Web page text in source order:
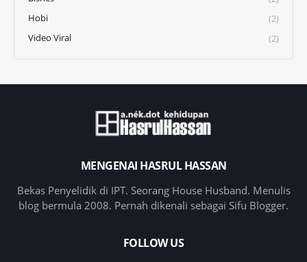
Hobi
(2)
Video Viral
(2)
MENGENAI HASRUL HASSAN
Bekas Penyelidik di IPT. Seorang House Husband. Menulis
blog bermula 2008. Pernah dikenali sebagai Sifu Blogger.
FOLLOW US